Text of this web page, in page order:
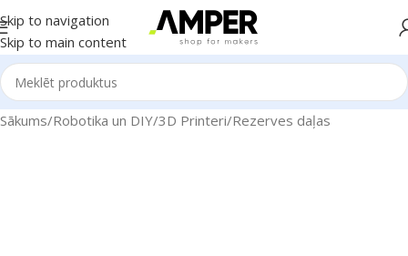
Skip to navigation
Skip to main content
Sākums/Robotika un DIY/3D Printeri/Rezerves daļas